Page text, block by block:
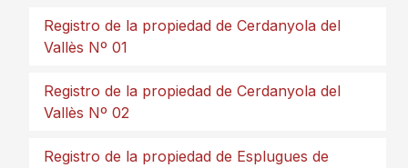
Registro de la propiedad de Cerdanyola del
Vallès Nº 01
Registro de la propiedad de Cerdanyola del
Vallès Nº 02
Registro de la propiedad de Esplugues de